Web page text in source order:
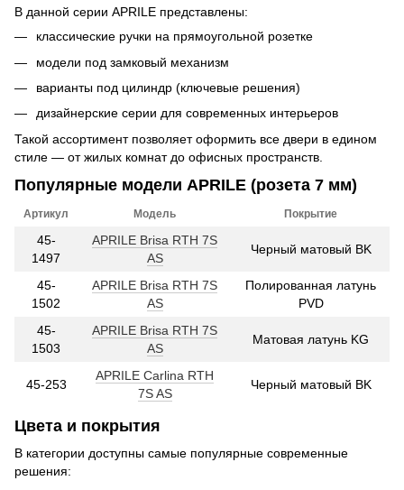
В данной серии APRILE представлены:
классические ручки на прямоугольной розетке
модели под замковый механизм
варианты под цилиндр (ключевые решения)
дизайнерские серии для современных интерьеров
Такой ассортимент позволяет оформить все двери в едином
стиле — от жилых комнат до офисных пространств.
Популярные модели APRILE (розета 7 мм)
Артикул Модель Покрытие
45-
1497
APRILE Brisa RTH 7S
AS
Черный матовый BK
45-
1502
APRILE Brisa RTH 7S
AS
Полированная латунь
PVD
45-
1503
APRILE Brisa RTH 7S
AS
Матовая латунь KG
45-253
APRILE Carlina RTH
7S AS
Черный матовый BK
Цвета и покрытия
В категории доступны самые популярные современные
решения: